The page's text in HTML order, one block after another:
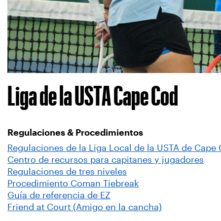
Liga de la USTA Cape Cod
Regulaciones & Procedimientos
Regulaciones de la Liga Local de la USTA de Cape
Centro de recursos para capitanes y jugadores
Regulaciones de tres niveles
Procedimiento Coman Tiebreak
Guía de referencia de EZ
Friend at Court (Amigo en la cancha)